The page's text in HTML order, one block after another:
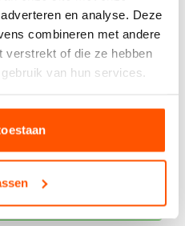
en analyse. Deze
combineren met andere
verstrekt of die ze hebben
van hun services.
wensen app
contact.